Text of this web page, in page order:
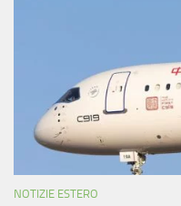
NOTIZIE ESTERO